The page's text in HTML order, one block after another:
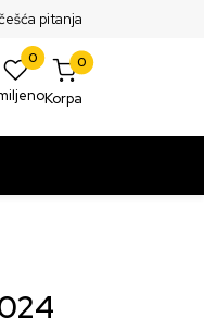
RSD pitanja
0 0
Korpa